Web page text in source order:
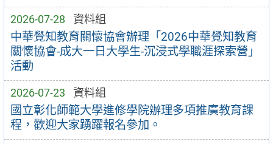
2026-07-28 資料組
中華覺知教育關懷協會辦理「2026中華覺知教育
關懷協會-成大一日大學生-沉浸式學職涯探索營」
活動
2026-07-23 資料組
國立彰化師範大學進修學院辦理多項推廣教育課
程，歡迎大家踴躍報名參加。